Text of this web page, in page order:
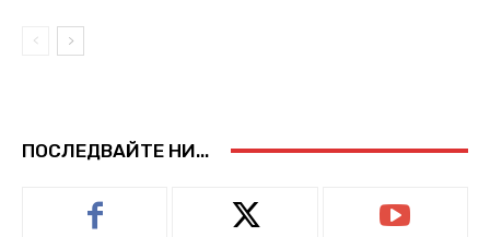
ПОСЛЕДВАЙТЕ НИ...